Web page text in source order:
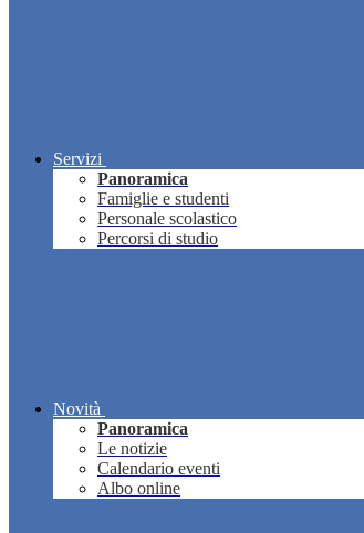
Servizi
Panoramica
Famiglie e studenti
Personale scolastico
Percorsi di studio
Novità
Panoramica
Le notizie
Calendario eventi
Albo online